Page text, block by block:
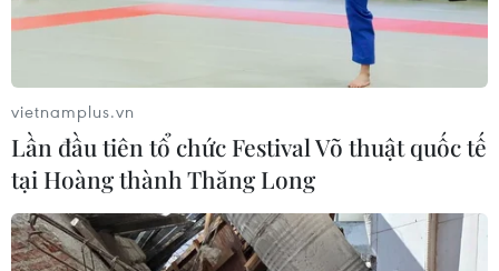
TIN LIÊN QUAN
vietnamplus.vn
Lần đầu tiên tổ chức Festival Võ thuật quốc tế
tại Hoàng thành Thăng Long